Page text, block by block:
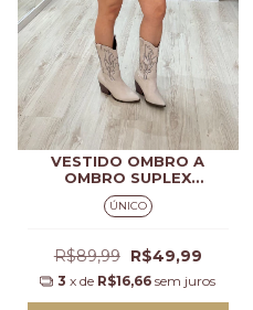
VESTIDO OMBRO A
OMBRO SUPLEX
FEMININO ADRIANA
ÚNICO
R$89,99 R$49,99
3 x de R$16,66 sem juros